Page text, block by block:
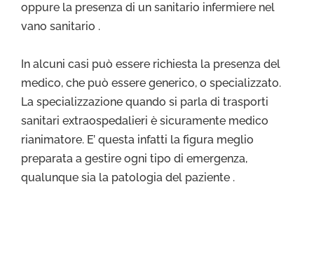
oppure la presenza di un sanitario infermiere nel
vano sanitario .
In alcuni casi può essere richiesta la presenza del
medico, che può essere generico, o specializzato.
La specializzazione quando si parla di trasporti
sanitari extraospedalieri è sicuramente medico
rianimatore. E’ questa infatti la figura meglio
preparata a gestire ogni tipo di emergenza,
qualunque sia la patologia del paziente .